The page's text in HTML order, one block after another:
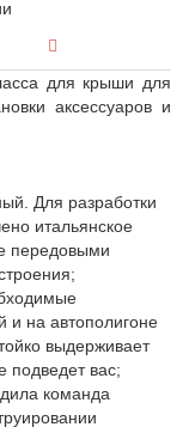
для крыши для
аксессуаров и
Для разработки
итальянское
передовыми
и на автополигоне
выдерживает
подведет вас;
команда